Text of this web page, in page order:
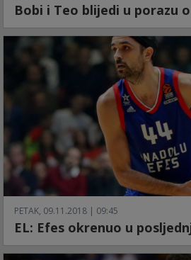
Bobi i Teo blijedi u porazu
PETAK, 09.11.2018 | 09:45
EL: Efes okrenuo u